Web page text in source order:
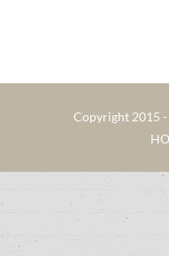
Copyright 2015 -